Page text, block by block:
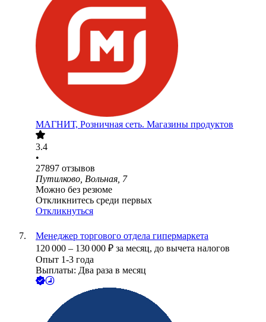
МАГНИТ, Розничная сеть. Магазины продуктов
3.4
•
27897 отзывов
Путилково, Вольная, 7
Можно без резюме
Откликнитесь среди первых
Откликнуться
Менеджер торгового отдела гипермаркета
120 000 – 130 000 ₽ за месяц, до вычета налогов
Опыт 1-3 года
Выплаты: Два раза в месяц